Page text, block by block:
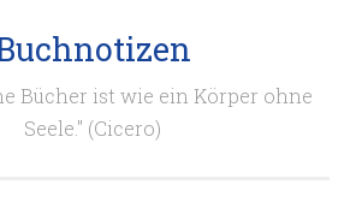
Bücher ist wie ein Körper ohne
Seele." (Cicero)